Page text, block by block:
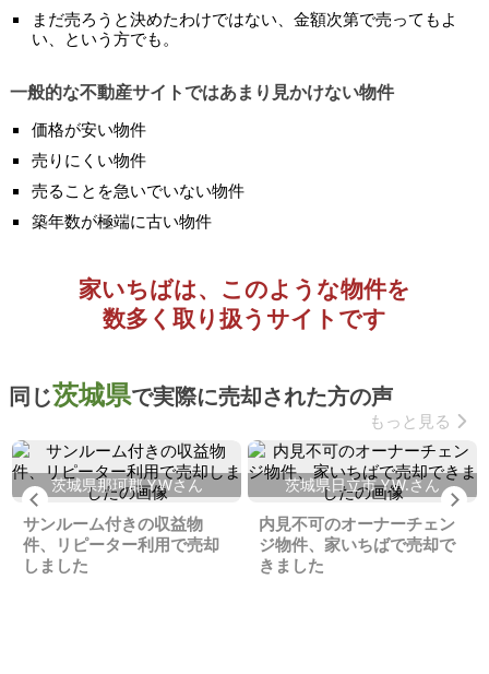
まだ売ろうと決めたわけではない、金額次第で売ってもよ
い、という方でも。
一般的な不動産サイトではあまり見かけない物件
価格が安い物件
売りにくい物件
売ることを急いでいない物件
築年数が極端に古い物件
家いちばは、このような物件を
数多く取り扱うサイトです
同じ茨城県で実際に売却された方の声
もっと見る
Previous
茨城県那珂郡 Y.Wさん
サンルーム付きの収益物
件、リピーター利用で売却
しました
茨城県日立市 Y.W.さん
内見不可のオーナーチェン
ジ物件、家いちばで売却で
きました